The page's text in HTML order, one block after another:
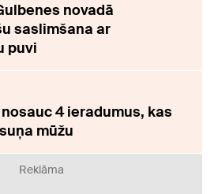
novadā
saslimšana ar
puvi
4 ieradumus, kas
mūžu
Reklāma